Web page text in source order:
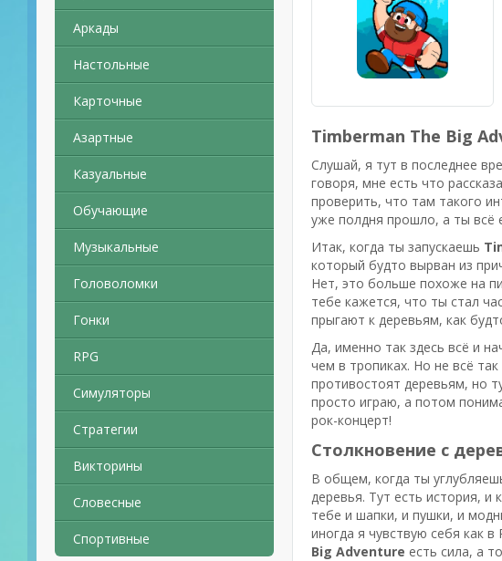
Аркады
Настольные
Карточные
Азартные
Казуальные
Обучающие
Музыкальные
Головоломки
Гонки
RPG
Симуляторы
Стратегии
Викторины
Словесные
Спортивные
Timberman The Big
Слушай, я тут в последнее
говоря, мне есть что
проверить, что там такого
уже полдня прошло, а ты всё
Итак, когда ты запускаешь
который будто вырван из
Нет, это больше похоже на
тебе кажется, что ты стал
прыгают к деревьям, как
Да, именно так здесь всё и
чем в тропиках. Но не всё
противостоят деревьям, но
просто играю, а потом
рок-концерт!
Столкновение с
В общем, когда ты
деревья. Тут есть история,
тебе и шапки, и пушки, и
иногда я чувствую себя как
Big Adventure есть сила, а